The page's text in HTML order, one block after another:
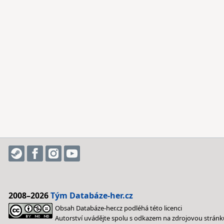
2008–2026Tým Databáze-her.cz
Obsah Databáze-her.cz podléhá této licenci
Autorství uvádějte spolu s odkazem na zdrojovou